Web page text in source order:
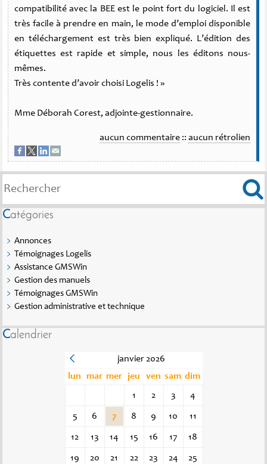
compatibilité avec la BEE est le point fort du logiciel. Il est
très facile à prendre en main, le mode d’emploi disponible
en téléchargement est très bien expliqué. L’édition des
étiquettes est rapide et simple, nous les éditons nous-
mêmes.
Très contente d’avoir choisi Logelis ! »
Mme Déborah Corest, adjointe-gestionnaire.
aucun commentaire :: aucun rétrolien
Catégories
Annonces
Témoignages Logelis
Assistance GMSWin
Gestion des manuels
Témoignages GMSWin
Gestion administrative et technique
Calendrier
janvier 2026
lun
mar mer jeu ven sam dim
1
2 3 4
5 6 7 8 9 10 11
12 13 14 15 16 17 18
19 20 21 22 23 24 25